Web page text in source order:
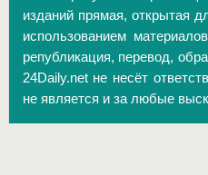
изданий прямая, открытая
использованием
републикация, перевод,
24Daily.net не несёт
не является и за любые